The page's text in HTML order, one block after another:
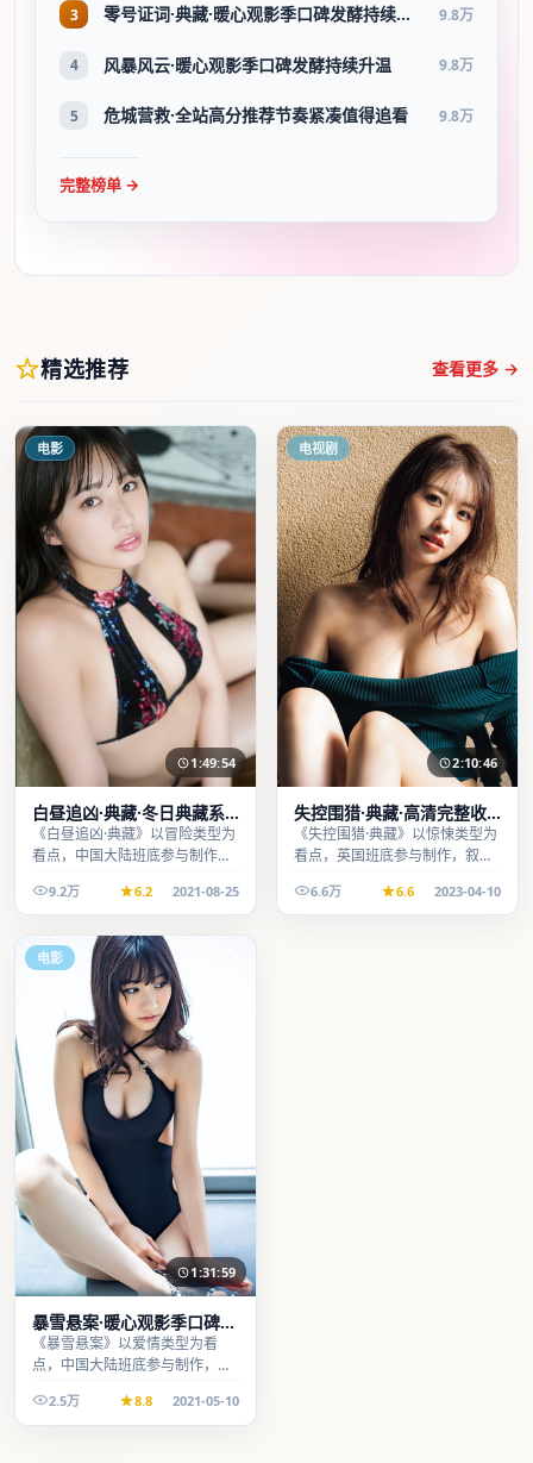
3 零号证词·典藏·暖心观影季口碑发酵持续升温 9.8万
4 风暴风云·暖心观影季口碑发酵持续升温 9.8万
5 危城营救·全站高分推荐节奏紧凑值得追看 9.8万
完整榜单 →
精选推荐 查看更多 →
电影
1:49:54
白昼追凶·典藏·冬日典藏系
列温情叙事引人入胜
《白昼追凶·典藏》以冒险类型为
看点，中国大陆班底参与制作，
时段观看。
9.2万 6.2 2021-08-25
电视剧
2:10:46
失控围猎·典藏·高清完整收
录适合周末一口气刷完
《失控围猎·典藏》以惊悚类型为
看点，英国班底参与制作，叙事
观看。
6.6万 6.6 2023-04-10
电影
1:31:59
暴雪悬案·暖心观影季口碑发
酵持续升温
《暴雪悬案》以爱情类型为看
点，中国大陆班底参与制作，叙
段观看。
2.5万 8.8 2021-05-10